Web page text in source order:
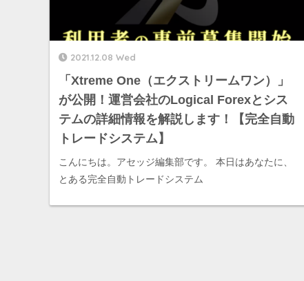
2021.12.08 Wed
「Xtreme One（エクストリームワン）」
が公開！運営会社のLogical Forexとシス
テムの詳細情報を解説します！【完全自動
トレードシステム】
こんにちは。アセッジ編集部です。 本日はあなたに、
とある完全自動トレードシステム